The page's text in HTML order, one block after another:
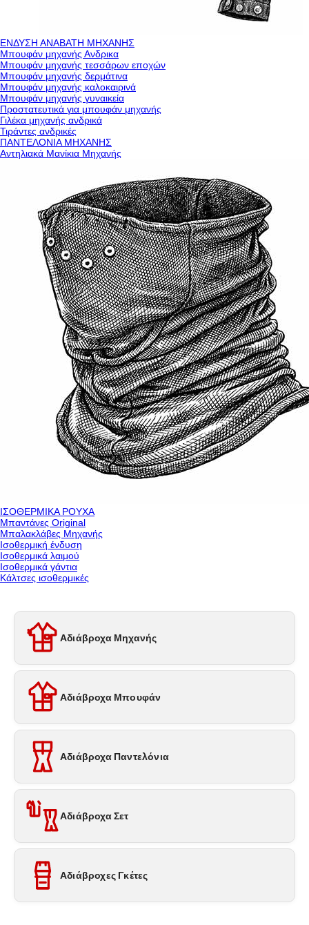
ΕΝΔΥΣΗ ΑΝΑΒΑΤΗ ΜΗΧΑΝΗΣ
Μπουφάν μηχανής Ανδρικα
Μπουφάν μηχανής τεσσάρων εποχών
Μπουφάν μηχανής δερμάτινα
Μπουφάν μηχανής καλοκαιρινά
Μπουφάν μηχανής γυναικεία
Προστατευτικά για μπουφάν μηχανής
Γιλέκα μηχανής ανδρικά
Τιράντες ανδρικές
ΠΑΝΤΕΛΟΝΙΑ ΜΗΧΑΝΗΣ
Αντηλιακά Μανίκια Μηχανής
ΙΣΟΘΕΡΜΙΚΑ ΡΟΥΧΑ
Μπαντάνες Original
Μπαλακλάβες Μηχανής
Ισοθερμική ένδυση
Ισοθερμικά λαιμού
Ισοθερμικά γάντια
Κάλτσες ισοθερμικές
Αδιάβροχα Μηχανής
Αδιάβροχα Μπουφάν
Αδιάβροχα Παντελόνια
Αδιάβροχα Σετ
Αδιάβροχες Γκέτες